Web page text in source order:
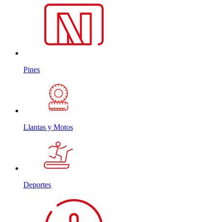
Pines
Llantas y Motos
Deportes